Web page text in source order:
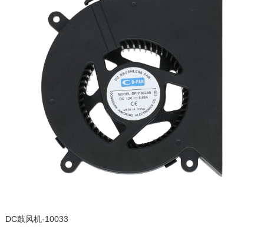
DC鼓风机-10033